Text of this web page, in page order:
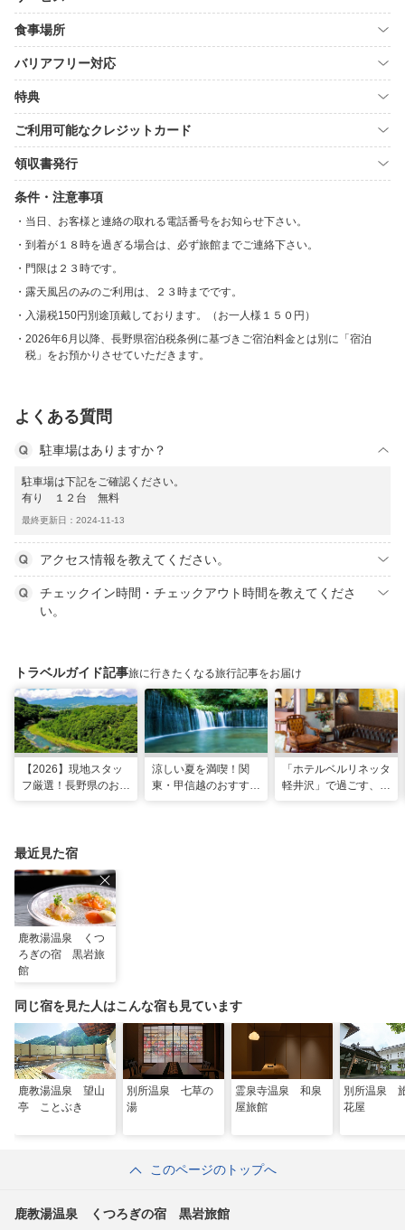
食事場所
バリアフリー対応
特典
ご利用可能なクレジットカード
領収書発行
条件・注意事項
当日、お客様と連絡の取れる電話番号をお知らせ下さい。
到着が１８時を過ぎる場合は、必ず旅館までご連絡下さい。
門限は２３時です。
露天風呂のみのご利用は、２３時までです。
入湯税150円別途頂戴しております。（お一人様１５０円）
2026年6月以降、長野県宿泊税条例に基づきご宿泊料金とは別に「宿泊
税」をお預かりさせていただきます。
よくある質問
駐車場はありますか？
駐車場は下記をご確認ください。
有り １２台 無料
最終更新日：2024-11-13
アクセス情報を教えてください。
チェックイン時間・チェックアウト時間を教えてくださ
い。
トラベルガイド記事旅に行きたくなる旅行記事をお届け
【2026】現地スタッ
フ厳選！長野県のおす
涼しい夏を満喫！関
東・甲信越のおすすめ
「ホテルベルリネッタ
軽井沢」で過ごす、ア
最近見た宿
鹿教湯温泉 くつ
ろぎの宿 黒岩旅
館
同じ宿を見た人はこんな宿も見ています
鹿教湯温泉 望山
亭 ことぶき
別所温泉 七草の
湯
霊泉寺温泉 和泉
屋旅館
別所温泉
花屋
このページのトップへ
鹿教湯温泉 くつろぎの宿 黒岩旅館